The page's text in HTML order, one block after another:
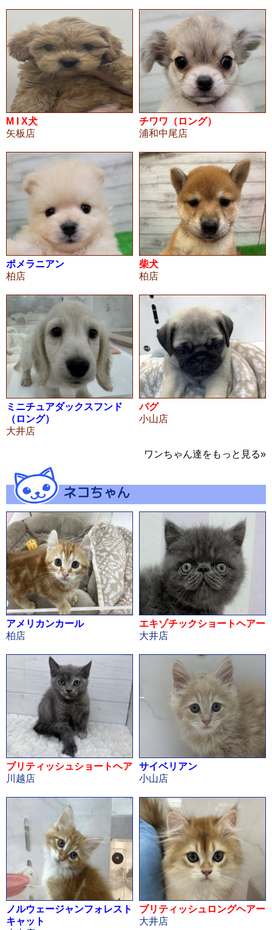
M I X犬
矢板店
チワワ（ロング）
浦和中尾店
ポメラニアン
柏店
柴犬
柏店
ミニチュアダックスフンド
（ロング）
大井店
パグ
小山店
ワンちゃん達をもっと見る»
ネコちゃん
アメリカンカール
柏店
エキゾチックショートヘアー
大井店
ブリティッシュショートヘア
川越店
サイベリアン
小山店
ノルウェージャンフォレスト
キャット
ブリティッシュロングヘアー
大井店